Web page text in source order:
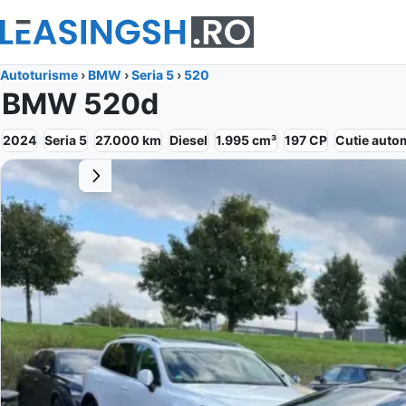
Autoturisme ›BMW ›Seria 5 › 520
BMW 520d
2024 Seria 5 27.000 km Diesel 1.995cm³ 197CP Cutie